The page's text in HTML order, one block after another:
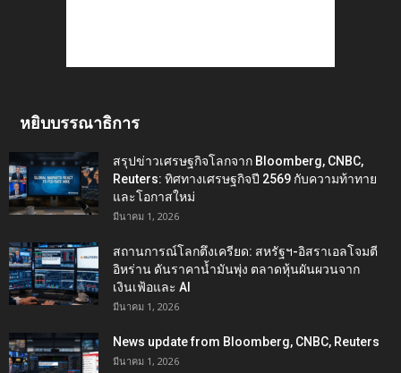
หยิบบรรณาธิการ
สรุปข่าวเศรษฐกิจโลกจาก Bloomberg, CNBC,
Reuters: ทิศทางเศรษฐกิจปี 2569 กับความท้าทาย
และโอกาสใหม่
มีนาคม 1, 2026
สถานการณ์โลกตึงเครียด: สหรัฐฯ-อิสราเอลโจมตี
อิหร่าน ดันราคาน้ำมันพุ่ง ตลาดหุ้นผันผวนจาก
เงินเฟ้อและ AI
มีนาคม 1, 2026
News update from Bloomberg, CNBC, Reuters
มีนาคม 1, 2026